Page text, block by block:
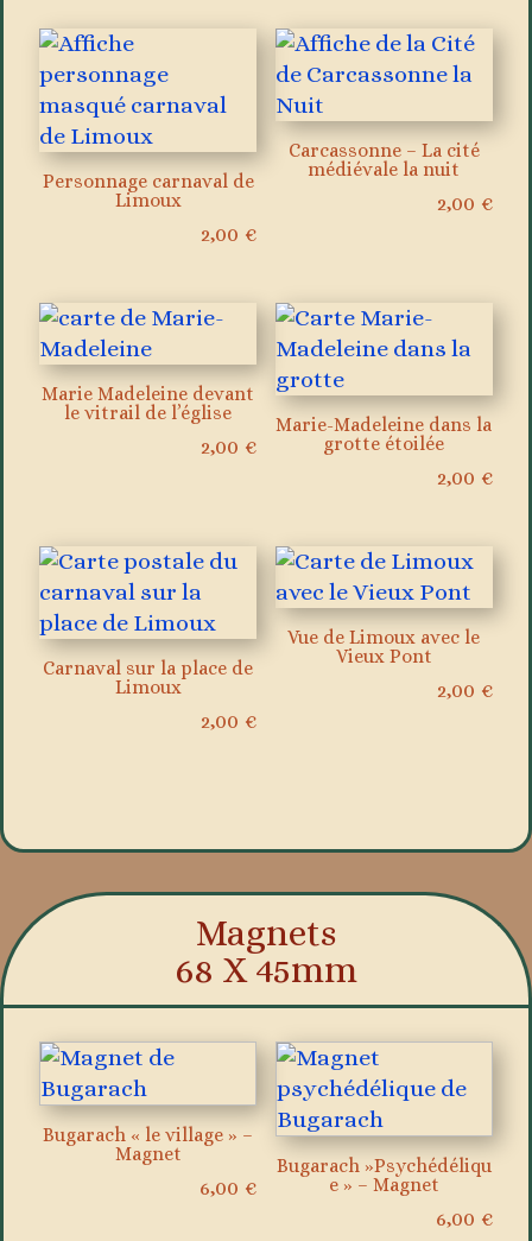
Personnage carnaval de
Limoux
2,00 €
Carcassonne – La cité
médiévale la nuit
2,00 €
Marie Madeleine devant
le vitrail de l’église
2,00 €
Marie-Madeleine dans la
grotte étoilée
2,00 €
Carnaval sur la place de
Limoux
2,00 €
Vue de Limoux avec le
Vieux Pont
2,00 €
Magnets
68 X 45mm
Bugarach « le village » –
Magnet
6,00 €
Bugarach »Psychédéliqu
e » – Magnet
6,00 €